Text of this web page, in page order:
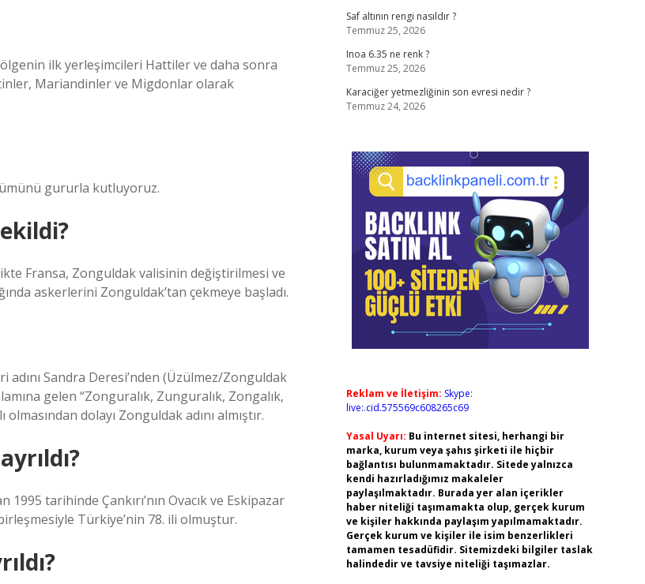
ilk yerleşimcileri Hattiler ve daha sonra
Mariandinler ve Migdonlar olarak
gururla kutluyoruz.
Fransa, Zonguldak valisinin değiştirilmesi ve
askerlerini Zonguldak’tan çekmeye başladı.
Sandra Deresi’nden (Üzülmez/Zonguldak
gelen “Zonguralık, Zunguralık, Zongalık,
dolayı Zonguldak adını almıştır.
tarihinde Çankırı’nın Ovacık ve Eskipazar
Türkiye’nin 78. ili olmuştur.
Saf altının rengi nasıldır ?
Temmuz 25, 2026
Inoa 6.35 ne renk ?
Temmuz 25, 2026
Karaciğer yetmezliğinin son evresi nedir ?
Temmuz 24, 2026
Reklam ve İletişim: Skype:
live:.cid.575569c608265c69
Yasal Uyarı: Bu internet sitesi, herhangi bir
marka, kurum veya şahıs şirketi ile hiçbir
bağlantısı bulunmamaktadır. Sitede yalnızca
kendi hazırladığımız makaleler
paylaşılmaktadır. Burada yer alan içerikler
haber niteliği taşımamakta olup, gerçek kurum
ve kişiler hakkında paylaşım yapılmamaktadır.
Gerçek kurum ve kişiler ile isim benzerlikleri
tamamen tesadüfidir. Sitemizdeki bilgiler taslak
halindedir ve tavsiye niteliği taşımazlar.